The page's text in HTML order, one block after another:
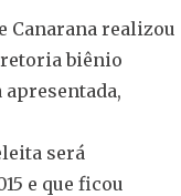
Canarana realizou
biênio
apresentada,
será
e que ficou